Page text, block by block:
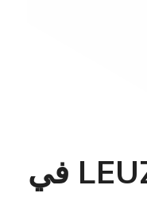
بيع منتجات LEUZE في